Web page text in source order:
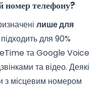
номер телефону?
лише для
для 90%
та Google Voice
та відео. Деякі
з місцевим номером